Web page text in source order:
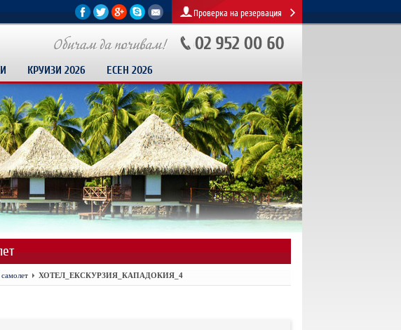
Проверка на резервация
КРУИЗИ 2026 ЕСЕН 2026
ХОТЕЛ_ЕКСКУРЗИЯ_КАПАДОКИЯ_4